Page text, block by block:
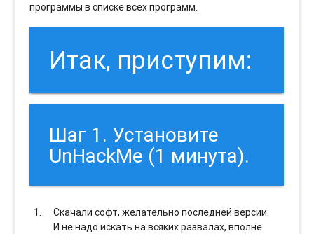
программы в списке всех программ.
Итак, приступим:
Шаг 1. Установите
UnHackMe (1 минута).
Скачали софт, желательно последней версии.
И не надо искать на всяких развалах, вполне